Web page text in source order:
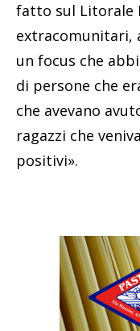
fatto sul Litorale
extracomunitari,
un focus che
di persone che
che avevano
ragazzi che
positivi».